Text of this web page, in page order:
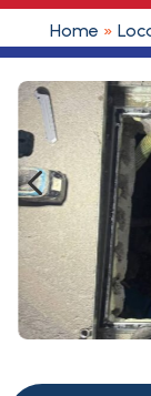
Home »
4